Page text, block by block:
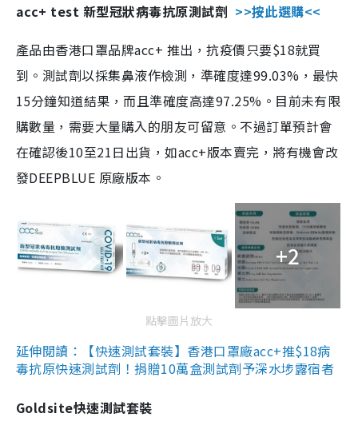
acc+ test 新型冠狀病毒抗原測試劑 >>按此選購<<
產品由香港口罩品牌acc+ 推出，抗疫價只要$18就買
到。測試劑以採集鼻液作檢測，準確度達99.03%，最快
15分鐘知道結果，而且準確度高達97.25%。目前未有限
購數量，需要大量購入的朋友可留意。不過訂單預計會
在確認後10至21日出貨，如acc+版本賣完，將有機會改
發DEEPBLUE 原廠版本。
+2
點擊圖片放大
延伸閱讀：【快速測試套裝】香港口罩廠acc+推$18病
毒抗原快速測試劑！捐贈10萬盒測試劑予深水埗露宿者
Goldsite快速測試套裝